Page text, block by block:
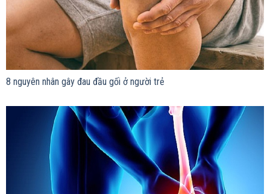
8 nguyên nhân gây đau đầu gối ở người trẻ